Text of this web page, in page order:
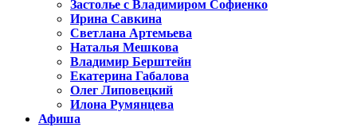
Застолье с Владимиром Софиенко
Ирина Савкина
Светлана Артемьева
Наталья Мешкова
Владимир Берштейн
Екатерина Габалова
Олег Липовецкий
Илона Румянцева
Афиша